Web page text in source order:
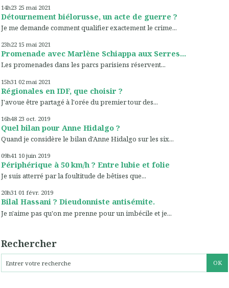
14h23 25 mai 2021
Détournement biélorusse, un acte de guerre ?
Je me demande comment qualifier exactement le crime...
23h22 15 mai 2021
Promenade avec Marlène Schiappa aux Serres...
Les promenades dans les parcs parisiens réservent...
15h31 02 mai 2021
Régionales en IDF, que choisir ?
J'avoue être partagé à l'orée du premier tour des...
16h48 23 oct. 2019
Quel bilan pour Anne Hidalgo ?
Quand je considère le bilan d'Anne Hidalgo sur les six...
09h41 10 juin 2019
Périphérique à 50 km/h ? Entre lubie et folie
Je suis atterré par la foultitude de bêtises que...
20h31 01 févr. 2019
Bilal Hassani ? Dieudonniste antisémite.
Je n'aime pas qu'on me prenne pour un imbécile et je...
Rechercher